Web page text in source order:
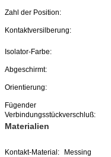
Zahl der Position:
Kontaktversilberung:
Isolator-Farbe:
Abgeschirmt:
Orientierung:
Fügender
Verbindungsstückverschluß:
Materialien
Kontakt-Material: Messing